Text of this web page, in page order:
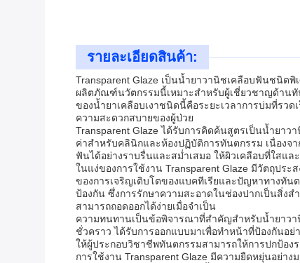
รายละเอียดสินค้า:
Transparent Glaze เป็นน้ำยาวานิชเคลือบฟันชนิด
ผลิตภัณฑ์นวัตกรรมนี้เหมาะสำหรับผู้เชี่ยวชาญด้านทั
ของน้ำยาเคลือบเงาชนิดนี้คือระยะเวลาการบ่มที่รว
ความสะดวกสบายของผู้ป่วย
Transparent Glaze ได้รับการคิดค้นสูตรเป็นน้ำยา
ค่าสำหรับคลินิกและห้องปฏิบัติการทันตกรรม เนื่องจ
ฟันได้อย่างราบรื่นและสม่ำเสมอ ให้ผิวเคลือบที่ใส
ในแง่ของการใช้งาน Transparent Glaze มีวัตถุปร
ของการเจริญเติบโตของแบคทีเรียและปัญหาทางทัน
ป้องกัน ซึ่งการรักษาความสะอาดในช่องปากเป็นสิ่ง
สามารถถอดออกได้ง่ายเมื่อจำเป็น
ความทนทานเป็นข้อพิจารณาที่สำคัญสำหรับน้ำยาว
ชั่วคราว ได้รับการออกแบบมาเพื่อทำหน้าที่ป้องกันอ
ให้ผู้ประกอบวิชาชีพทันตกรรมสามารถให้การปกป้อ
การใช้งาน Transparent Glaze มีความยืดหยุ่นอย่า